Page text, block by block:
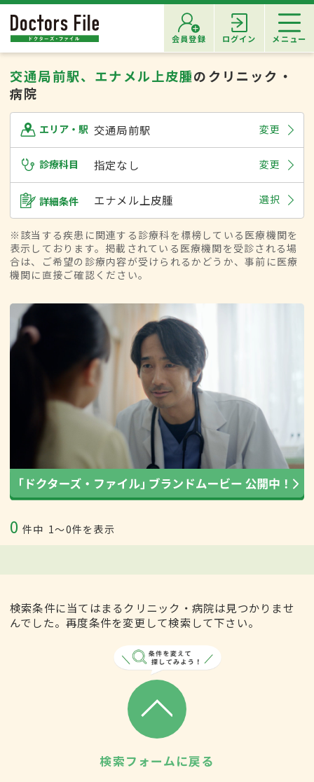
会員登録 ログイン メニュー
交通局前駅、エナメル上皮腫のクリニック・
病院
エリア・駅 交通局前駅 変更
診療科目 指定なし 変更
詳細条件 エナメル上皮腫 選択
※該当する疾患に関連する診療科を標榜している医療機関を
表示しております。掲載されている医療機関を受診される場
合は、ご希望の診療内容が受けられるかどうか、事前に医療
機関に直接ご確認ください。
0 件中 1〜0件を表示
検索条件に当てはまるクリニック・病院は見つかりませ
んでした。再度条件を変更して検索して下さい。
検索フォームに戻る